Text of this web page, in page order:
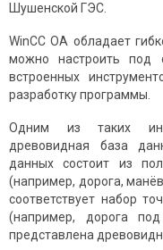
Шушенской ГЭС.
WinCC OA обладает
можно настроить под
встроенных
разработку программы.
Одним из таких
древовидная база
данных состоит из
(например, дорога,
соответствует набор
(например, дорога
представлена